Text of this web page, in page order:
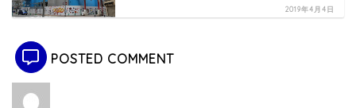
2019年4月4日
POSTED COMMENT